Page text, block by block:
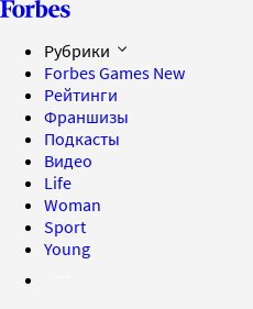
Рубрики
Forbes Games New
Рейтинги
Франшизы
Подкасты
Видео
Life
Woman
Sport
Young